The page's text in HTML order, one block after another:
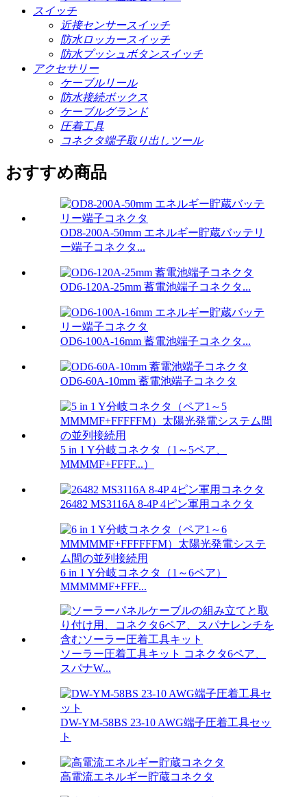
スイッチ
近接センサースイッチ
防水ロッカースイッチ
防水プッシュボタンスイッチ
アクセサリー
ケーブルリール
防水接続ボックス
ケーブルグランド
圧着工具
コネクタ端子取り出しツール
おすすめ商品
OD8-200A-50mm エネルギー貯蔵バッテリ
ー端子コネクタ...
OD6-120A-25mm 蓄電池端子コネクタ...
OD6-100A-16mm 蓄電池端子コネクタ...
OD6-60A-10mm 蓄電池端子コネクタ
5 in 1 Y分岐コネクタ（1～5ペア、
MMMMF+FFFF...）
26482 MS3116A 8-4P 4ピン軍用コネクタ
6 in 1 Y分岐コネクタ（1～6ペア）
MMMMMF+FFF...
ソーラー圧着工具キット コネクタ6ペア、
スパナW...
DW-YM-58BS 23-10 AWG端子圧着工具セッ
ト
高電流エネルギー貯蔵コネクタ